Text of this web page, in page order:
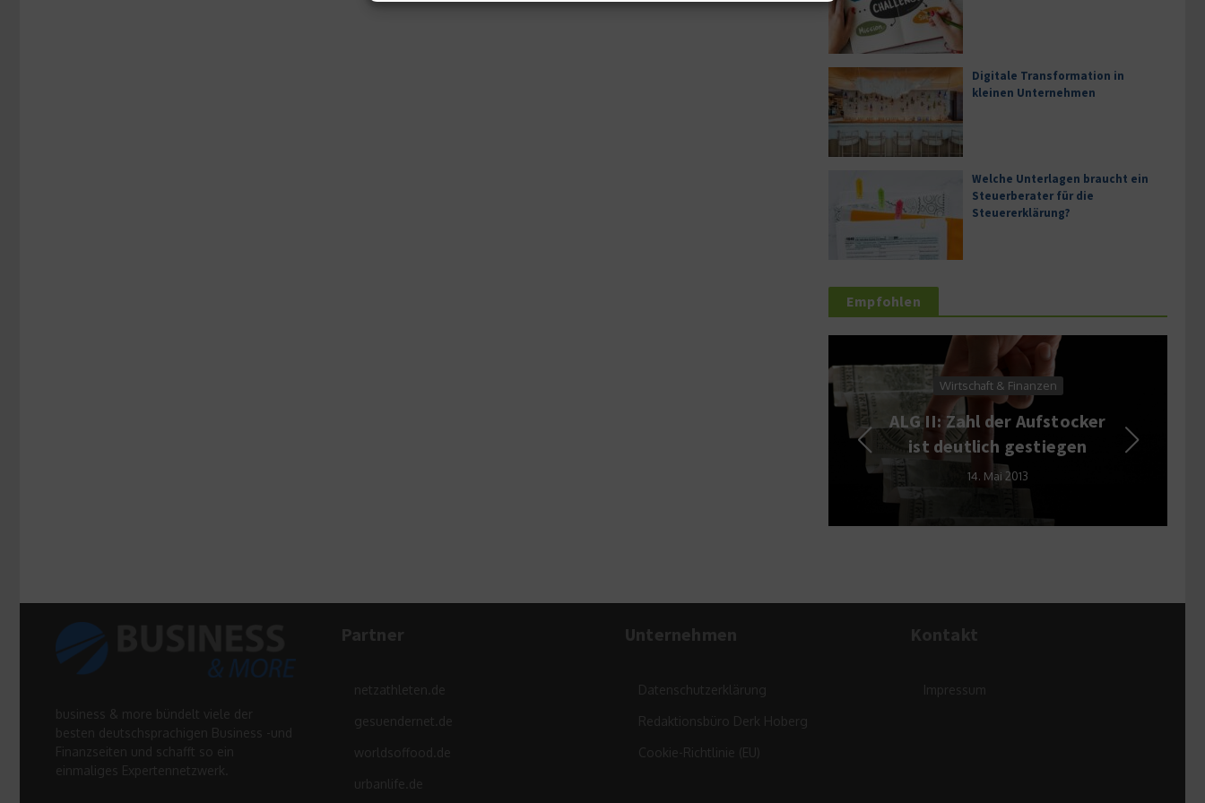
Digitale Transformation in
kleinen Unternehmen
Welche Unterlagen braucht ein
Steuerberater für die
Steuererklärung?
Empfohlen
Wirtschaft & Finanzen
ALG II: Zahl der Aufstocker
ist deutlich gestiegen
14. Mai 2013
business & more bündelt viele der
besten deutschsprachigen Business -und
Finanzseiten und schafft so ein
einmaliges Expertennetzwerk.
Partner
netzathleten.de
gesuendernet.de
worldsoffood.de
urbanlife.de
Unternehmen
Datenschutzerklärung
Redaktionsbüro Derk Hoberg
Cookie-Richtlinie (EU)
Kontakt
Impressum